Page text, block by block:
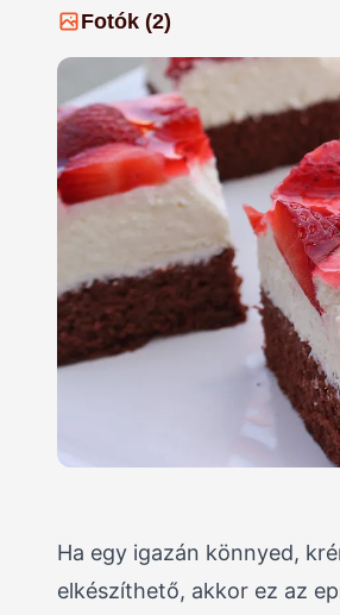
Fotók (2)
Ha egy igazán könnyed,
elkészíthető, akkor ez az